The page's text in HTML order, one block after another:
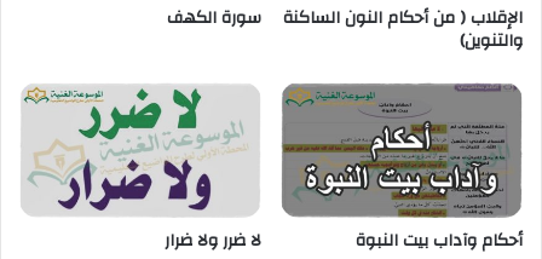
الإقلاب ( من أحكام النون الساكنة
والتنوين)
سورة الكهف
أحكام وآداب بيت النبوة لا ضرر ولا ضرار